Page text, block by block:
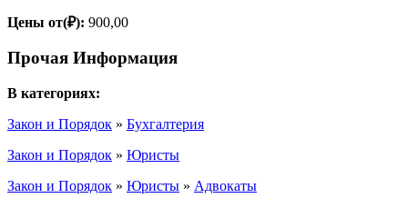
Цены от(₽): 900,00
Прочая Информация
В категориях:
Закон и Порядок » Бухгалтерия
Закон и Порядок » Юристы
Закон и Порядок » Юристы » Адвокаты